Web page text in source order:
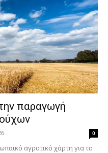
παραγωγή
0
αγροτικό χάρτη για το